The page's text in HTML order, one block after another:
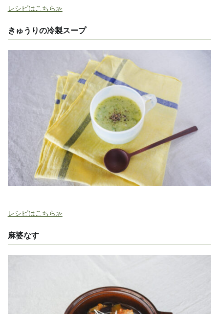
レシピはこちら≫
きゅうりの冷製スープ
レシピはこちら≫
麻婆なす